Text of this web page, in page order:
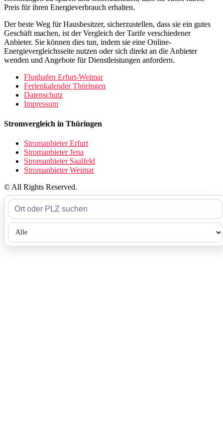
Preis für ihren Energieverbrauch erhalten.
Der beste Weg für Hausbesitzer, sicherzustellen, dass sie ein gutes
Geschäft machen, ist der Vergleich der Tarife verschiedener
Anbieter. Sie können dies tun, indem sie eine Online-
Energievergleichsseite nutzen oder sich direkt an die Anbieter
wenden und Angebote für Dienstleistungen anfordern.
Flughafen Erfurt-Weimar
Ferienkalender Thüringen
Datenschutz
Impressum
Stromvergleich in Thüringen
Stromanbieter Erfurt
Stromanbieter Jena
Stromanbieter Saalfeld
Stromanbieter Weimar
© All Rights Reserved.